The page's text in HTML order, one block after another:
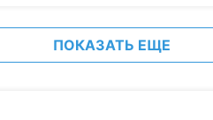
ПОКАЗАТЬ ЕЩЕ